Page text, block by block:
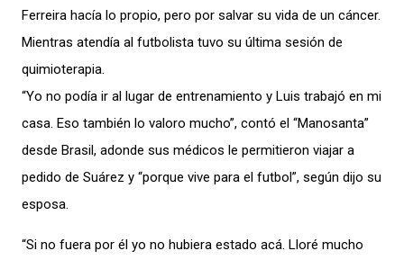
Ferreira hacía lo propio, pero por salvar su vida de un cáncer.
Mientras atendía al futbolista tuvo su última sesión de
quimioterapia.
“Yo no podía ir al lugar de entrenamiento y Luis trabajó en mi
casa. Eso también lo valoro mucho”, contó el “Manosanta”
desde Brasil, adonde sus médicos le permitieron viajar a
pedido de Suárez y “porque vive para el futbol”, según dijo su
esposa.
“Si no fuera por él yo no hubiera estado acá. Lloré mucho